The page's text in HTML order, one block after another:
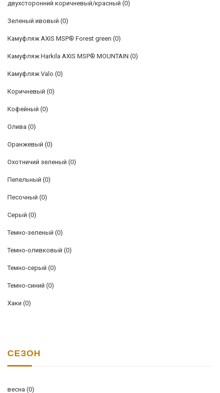
двухсторонний коричневый/красный (0)
Зеленый ивовый (0)
Камуфляж AXIS MSP® Forest green (0)
Камуфляж Harkila AXIS MSP® MOUNTAIN (0)
Камуфляж Valo (0)
Коричневый (0)
Кофейный (0)
Олива (0)
Оранжевый (0)
Охотничий зеленый (0)
Пепельный (0)
Песочный (0)
Серый (0)
Темно-зеленый (0)
Темно-оливковый (0)
Темно-серый (0)
Темно-синий (0)
Хаки (0)
СЕЗОН
весна (0)